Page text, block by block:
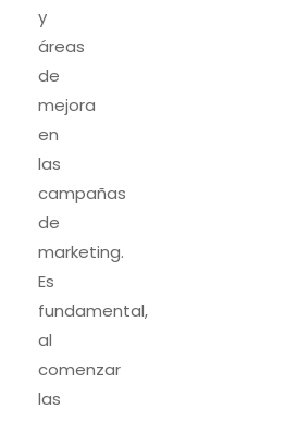
y
áreas
de
mejora
en
las
campañas
de
marketing.
Es
fundamental,
al
comenzar
las